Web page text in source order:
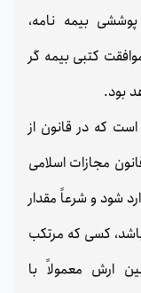
بیمه نامه،
کتبی بیمه گر
بود.
است که در قانون از
تبیین نشده است. برطبق ماده 367 قانون مجازات اسلامی
وارد شود و شرعاً مقدار
کسی که مرتکب
ارش معمولاً با